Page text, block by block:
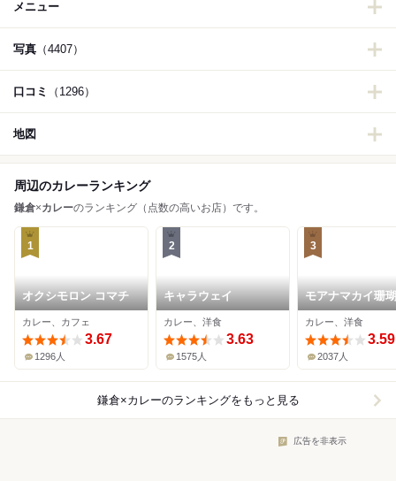
メニュー
写真 （4407）
口コミ （1296）
地図
周辺のカレーランキング
鎌倉×カレーのランキング（点数の高いお店）です。
1
オクシモロン コマチ
カレー、カフェ
3.67
1296人
2
キャラウェイ
カレー、洋食
3.63
1575人
3
モアナマカイ珊
カレー、洋食
3.59
2037人
鎌倉×カレーのランキングをもっと見る
広告を非表示